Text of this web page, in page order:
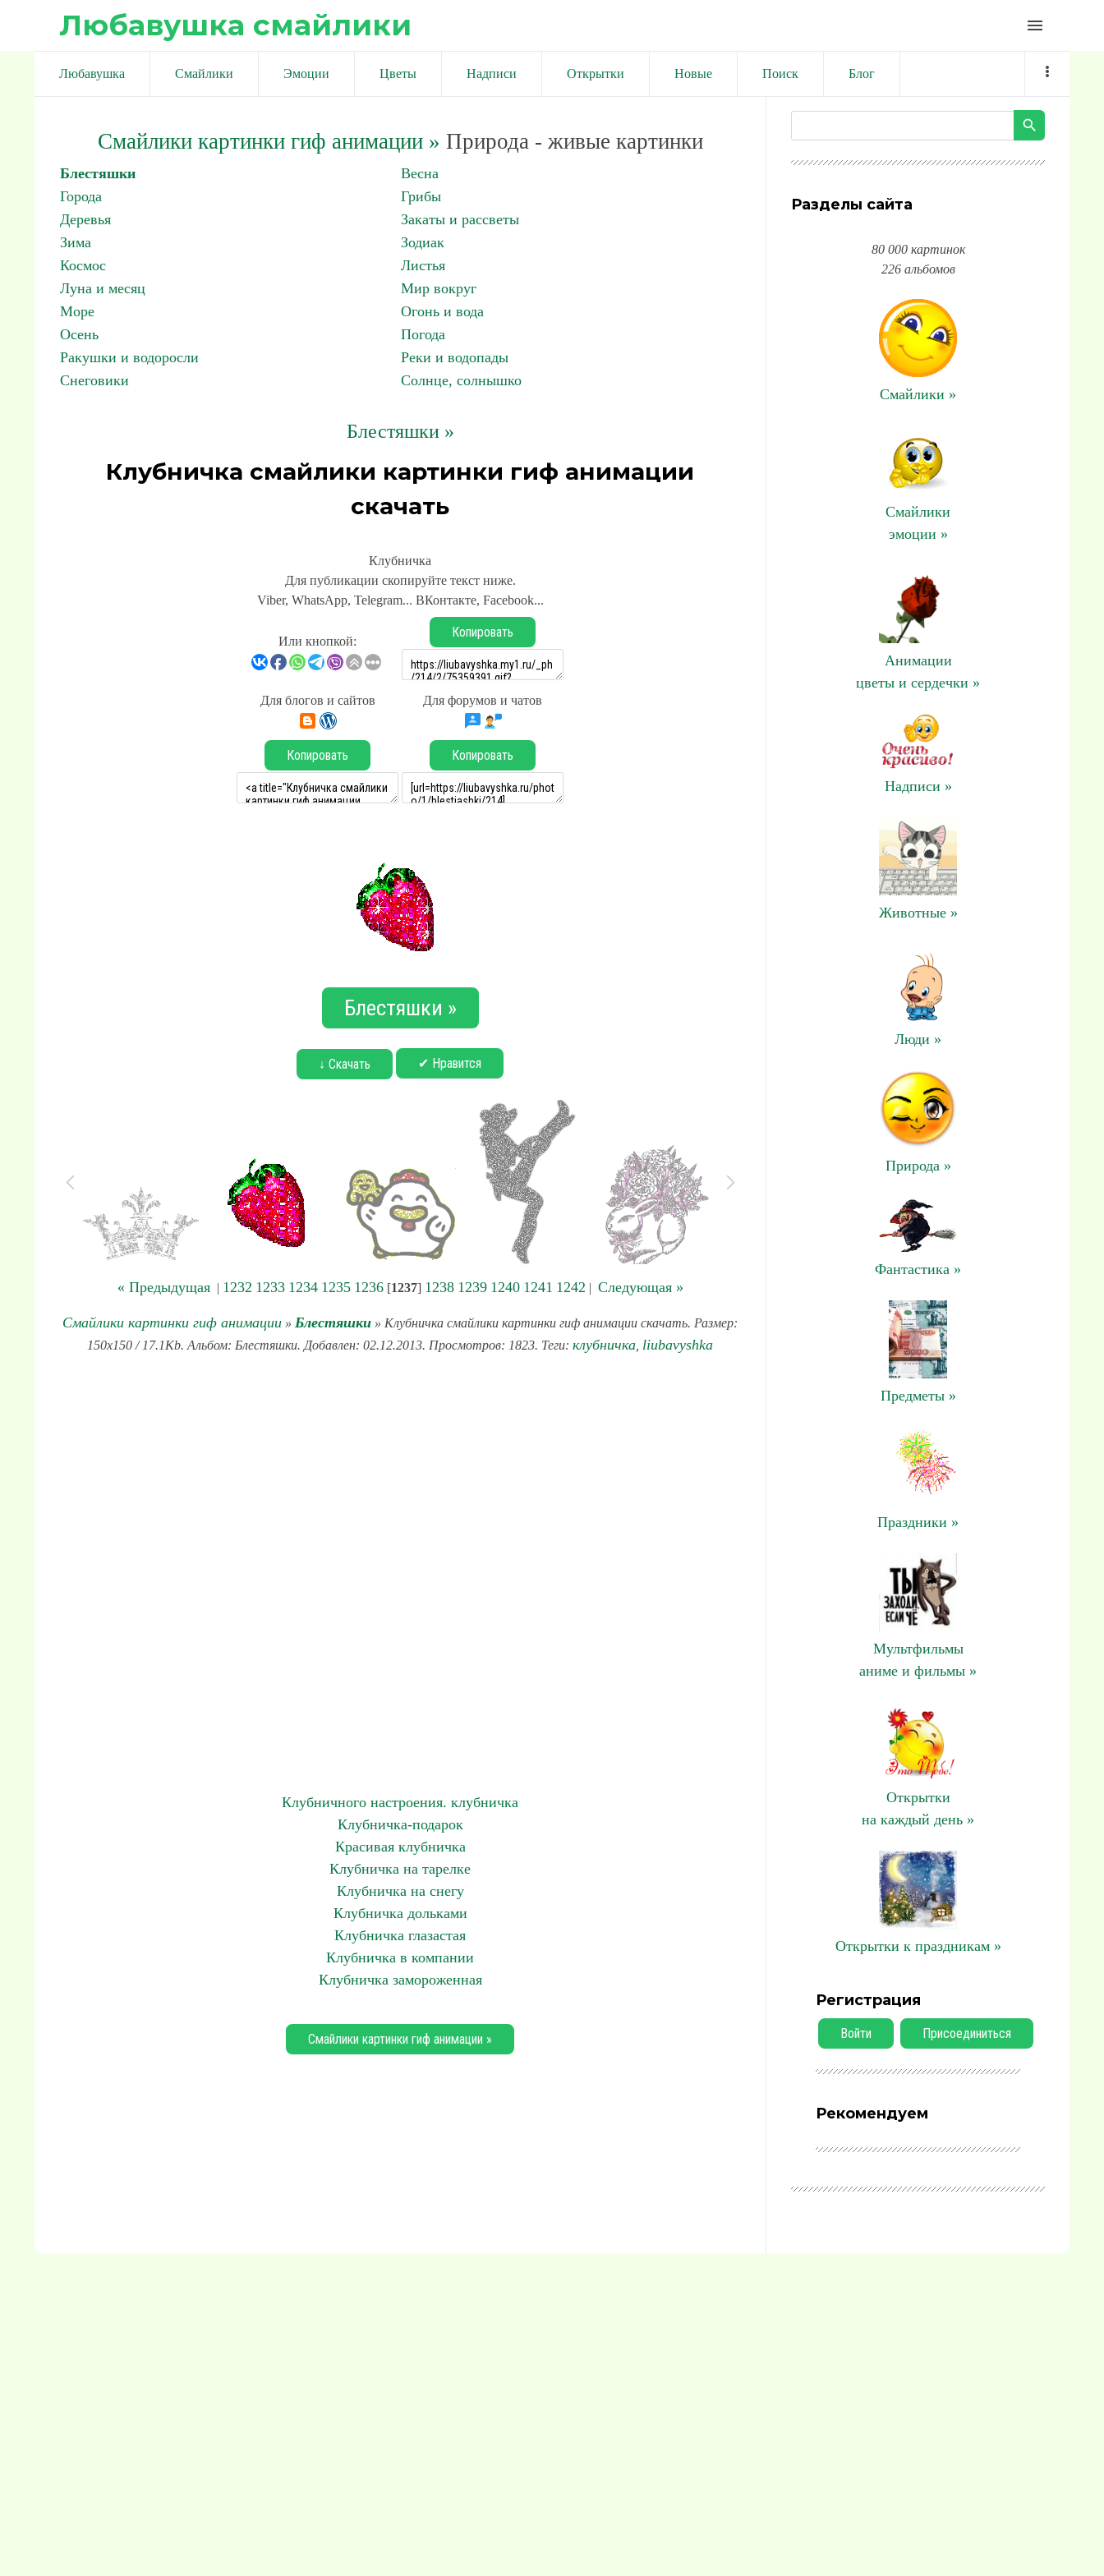
Любавушка смайлики menu
Любавушка Смайлики Эмоции Цветы Надписи Открытки Новые Поиск Блог
Смайлики картинки гиф анимации» Природа - живые картинки
Блестяшки
Весна
Города
Грибы
Деревья
Закаты и рассветы
Зима
Зодиак
Космос
Листья
Луна и месяц
Мир вокруг
Море
Огонь и вода
Осень
Погода
Ракушки и водоросли
Реки и водопады
Снеговики
Солнце, солнышко
Блестяшки »
Клубничка смайлики картинки гиф анимации
скачать
Клубничка
Для публикации скопируйте текст ниже.
Viber, WhatsApp, Telegram... ВКонтакте, Facebook...
Или кнопкой:
Копировать
Для блогов и сайтов Для форумов и чатов
Копировать Копировать
Блестяшки »
↓ Скачать ✔ Нравится
« Предыдущая| 1232 1233 1234 1235 1236[1237] 1238 1239 1240 1241 1242 | Следующая »
Смайлики картинки гиф анимации » Блестяшки » Клубничка смайлики картинки гиф анимации скачать. Размер:
150x150 / 17.1Kb. Альбом: Блестяшки. Добавлен: 02.12.2013. Просмотров: 1823. Теги: клубничка liubavyshka
Клубничного настроения. клубничка
Клубничка-подарок
Красивая клубничка
Клубничка на тарелке
Клубничка на снегу
Клубничка дольками
Клубничка глазастая
Клубничка в компании
Клубничка замороженная
Смайлики картинки гиф анимации »
Разделы сайта
80 000 картинок
226 альбомов
Смайлики »
Смайлики
эмоции »
Анимации
цветы и сердечки »
Надписи »
Животные »
Люди »
Природа »
Фантастика »
Предметы »
Праздники »
Мультфильмы
аниме и фильмы »
Открытки
на каждый день »
Открытки к праздникам »
Регистрация
Войти Присоединиться
Рекомендуем